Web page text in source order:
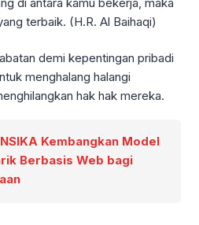
terbaik. (H.R. Al Baihaqi)
demi kepentingan pribadi
menghalang halangi
hak hak mereka.
Kembangkan Model
Berbasis Web bagi